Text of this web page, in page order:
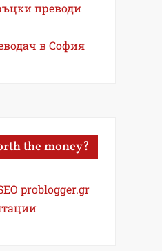
преводи
в София
the money?
problogger.gr